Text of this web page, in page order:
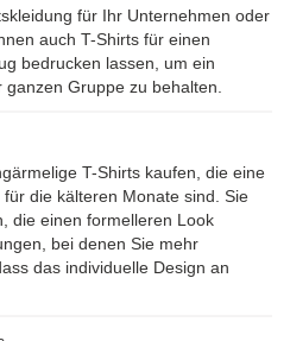
für Ihr Unternehmen oder
auch T-Shirts für einen
bedrucken lassen, um ein
Gruppe zu behalten.
T-Shirts kaufen, die eine
die kälteren Monate sind. Sie
die einen formelleren Look
bei denen Sie mehr
das individuelle Design an